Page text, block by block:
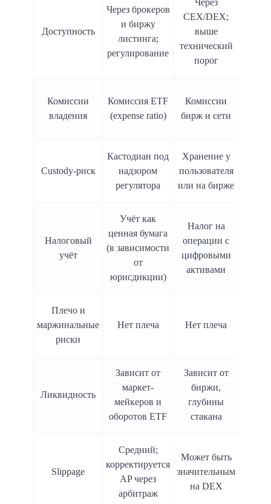
Доступность
Через брокеров
и биржу
листинга;
регулирование
CEX/DEX;
выше
технический
порог
Комиссии
владения
Комиссия ETF
(expense ratio)
Комиссии
бирж и сети
Custody-риск
Кастодиан под
надзором
регулятора
Хранение у
пользователя
или на бирже
Налоговый
учёт
Учёт как
ценная бумага
(в зависимости
от
юрисдикции)
Налог на
операции с
цифровыми
активами
Плечо и
маржинальные
риски
Нет плеча Нет плеча
Ликвидность
Зависит от
маркет-
мейкеров и
оборотов ETF
Зависит от
биржи,
глубины
стакана
Slippage
Средний;
корректируется
AP через
арбитраж
Может быть
значительным
на DEX